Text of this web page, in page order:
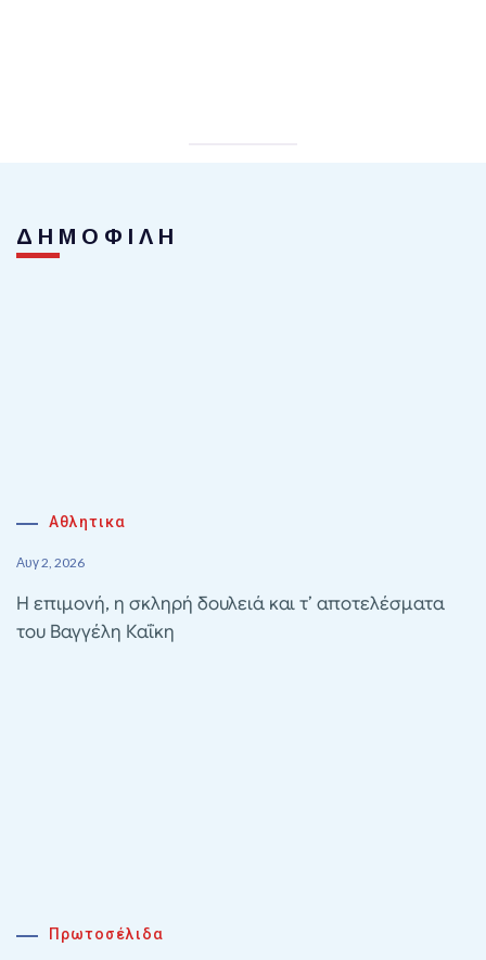
ΔΗΜΟΦΙΛΗ
Αθλητικα
Αυγ 2, 2026
Η επιμονή, η σκληρή δουλειά και τ’ αποτελέσματα
του Βαγγέλη Καΐκη
Πρωτοσέλιδα